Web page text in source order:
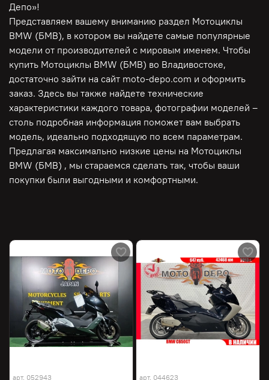
Депо»!
Представляем вашему вниманию раздел Мотоциклы
BMW (БМВ), в котором вы найдете самые популярные
модели от производителей с мировым именем. Чтобы
купить Мотоциклы BMW (БМВ) во Владивостоке,
достаточно зайти на сайт moto-depo.com и оформить
заказ. Здесь вы также найдете технические
характеристики каждого товара, фотографии моделей –
столь подробная информация поможет вам выбрать
модель, идеально подходящую по всем параметрам.
Предлагая максимально низкие цены на Мотоциклы
BMW (БМВ) , мы стараемся сделать так, чтобы ваши
покупки были выгодными и комфортными.
арт. 052943 арт. 044623